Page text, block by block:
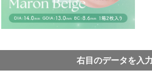
右目のデータを入